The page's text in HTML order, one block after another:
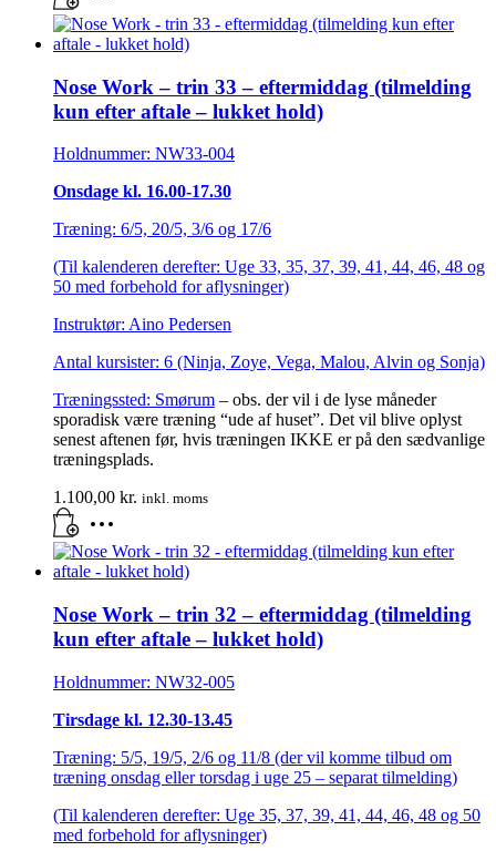
Nose Work – trin 33 – eftermiddag (tilmelding
kun efter aftale – lukket hold)
Holdnummer: NW33-004
Onsdage kl. 16.00-17.30
Træning: 6/5, 20/5, 3/6 og 17/6
(Til kalenderen derefter: Uge 33, 35, 37, 39, 41, 44, 46, 48 og
50 med forbehold for aflysninger)
Instruktør: Aino Pedersen
Antal kursister: 6 (Ninja, Zoye, Vega, Malou, Alvin og Sonja)
Træningssted: Smørum – obs. der vil i de lyse måneder
sporadisk være træning “ude af huset”. Det vil blive oplyst
senest aftenen før, hvis træningen IKKE er på den sædvanlige
træningsplads.
1.100,00 kr. inkl. moms
Nose Work – trin 32 – eftermiddag (tilmelding
kun efter aftale – lukket hold)
Holdnummer: NW32-005
Tirsdage kl. 12.30-13.45
Træning: 5/5, 19/5, 2/6 og 11/8 (der vil komme tilbud om
træning onsdag eller torsdag i uge 25 – separat tilmelding)
(Til kalenderen derefter: Uge 35, 37, 39, 41, 44, 46, 48 og 50
med forbehold for aflysninger)